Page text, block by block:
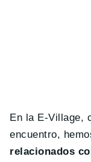
En la E-Village,
encuentro,
relacionados